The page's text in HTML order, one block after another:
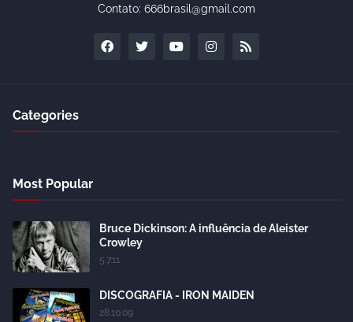
Contato: 666brasil@gmail.com
Categories
Most Popular
Bruce Dickinson: A influência de Aleister
Crowley
5.7.11
DISCOGRAFIA - IRON MAIDEN
28.10.09